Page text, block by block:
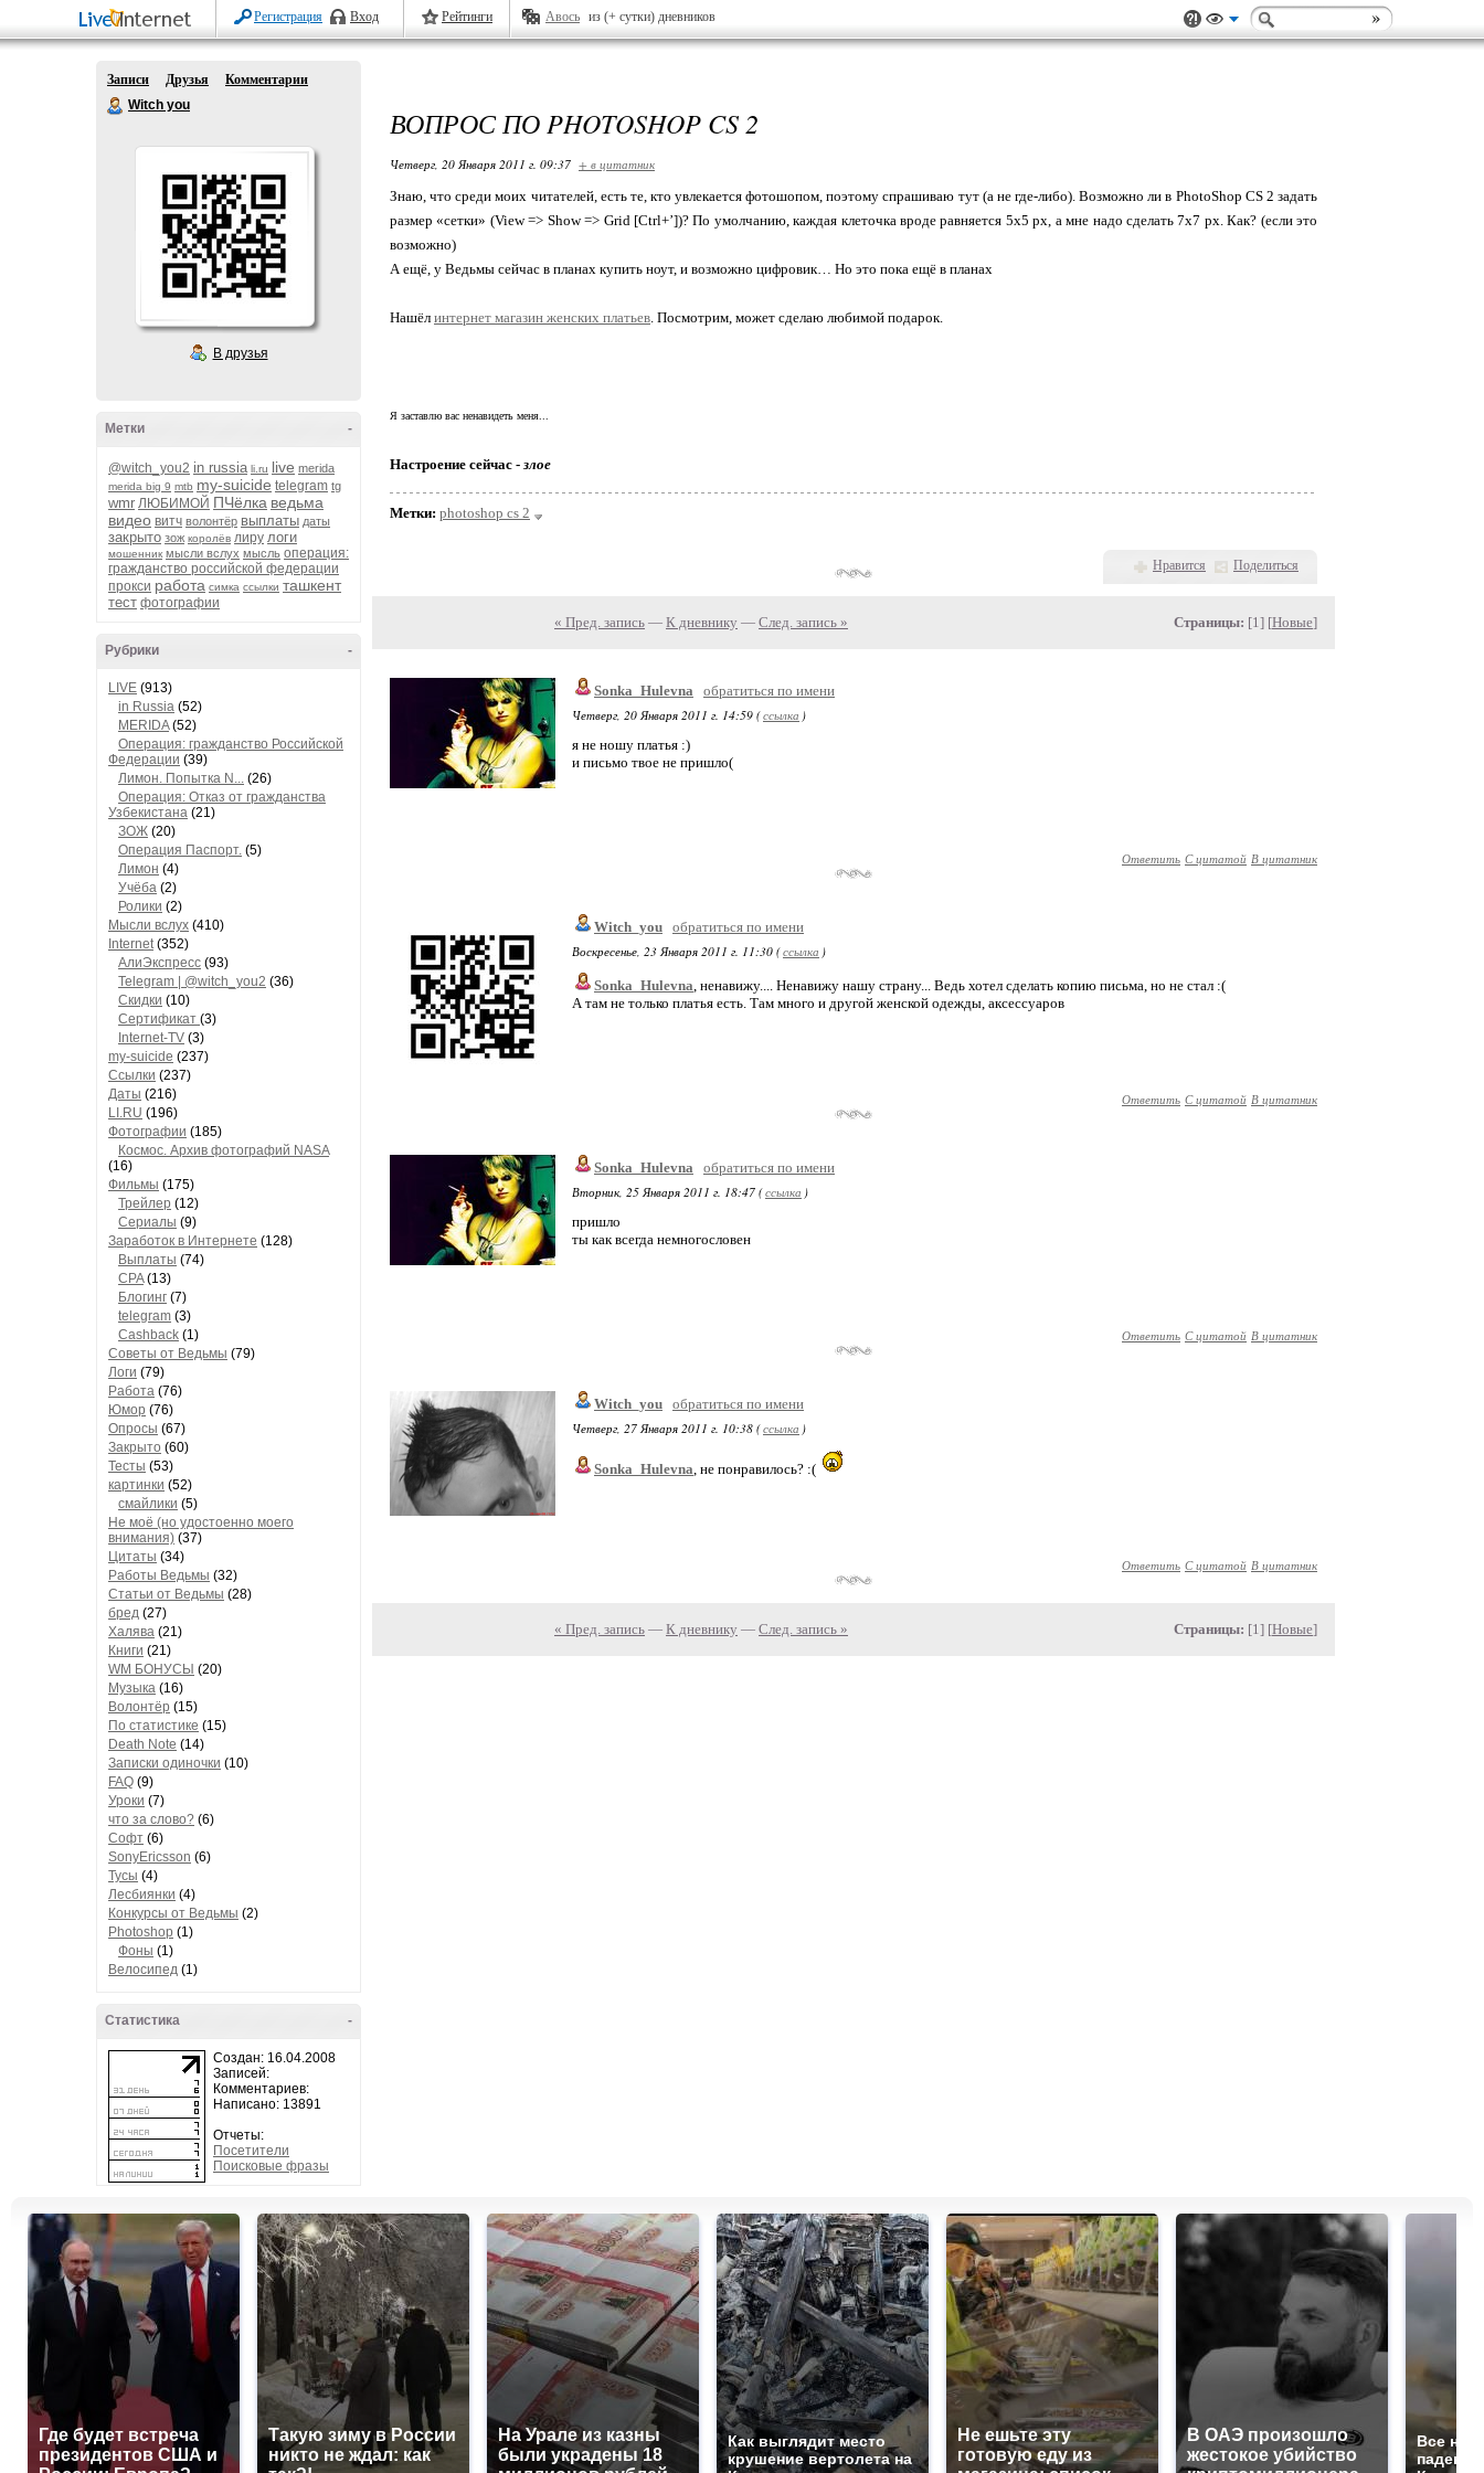
Регистрация Вход Рейтинги Авось из (+ сутки) дневников
Записи Друзья
Комментарии
Witch you
В друзья
-
Метки
@witch_you2 in russia li.ru live merida
merida big 9 mtb my-suicide telegram tg
wmr ЛЮБИМОЙ ПЧёлка ведьма
видео витч волонтёр выплаты даты
закрыто зож королёв лиру логи
мошенник мысли вслух мысль операция:
гражданство российской федерации
прокси работа симка ссылки ташкент
тест фотографии
-
Рубрики
LIVE (913)
in Russia (52)
MERIDA(52)
Операция: гражданство Российской
Федерации (39)
Лимон. Попытка N... (26)
Операция: Отказ от гражданства
Узбекистана (21)
ЗОЖ (20)
Операция Паспорт. (5)
Лимон (4)
Учёба (2)
Ролики (2)
Мысли вслух (410)
Internet(352)
АлиЭкспресс (93)
Telegram | @witch_you2 (36)
Скидки (10)
Сертификат (3)
Internet-TV (3)
my-suicide (237)
Ссылки (237)
Даты (216)
LI.RU (196)
Фотографии (185)
Космос. Архив фотографий NASA
(16)
Фильмы (175)
Трейлер (12)
Сериалы (9)
Заработок в Интернете (128)
Выплаты (74)
CPA(13)
Блогинг (7)
telegram (3)
Cashback (1)
Советы от Ведьмы (79)
Логи (79)
Работа (76)
Юмор (76)
Опросы (67)
Закрыто (60)
Тесты (53)
картинки (52)
смайлики (5)
Не моё (но удостоенно моего
внимания) (37)
Цитаты (34)
Работы Ведьмы (32)
Статьи от Ведьмы (28)
бред (27)
Халява (21)
Книги (21)
WM БОНУСЫ (20)
Музыка (16)
Волонтёр (15)
По статистике (15)
Death Note (14)
Записки одиночки (10)
FAQ (9)
Уроки (7)
что за слово? (6)
Софт (6)
SonyEricsson (6)
Тусы (4)
Лесбиянки (4)
Конкурсы от Ведьмы (2)
Photoshop (1)
Фоны (1)
Велосипед (1)
-
Статистика
Создан: 16.04.2008
Записей:
Комментариев:
Написано: 13891
Отчеты:
Посетители
Поисковые фразы
ВОПРОС ПО PHOTOSHOP CS 2
Четверг, 20 Января 2011 г. 09:37 + в цитатник
Знаю, что среди моих читателей, есть те, кто увлекается фотошопом, поэтому спрашиваю тут (а не где-либо). Возможно ли в PhotoShop CS 2 задать
размер «сетки» (View => Show => Grid [Ctrl+’])? По умолчанию, каждая клеточка вроде равняется 5х5 px, а мне надо сделать 7x7 px. Как? (если это
возможно)
А ещё, у Ведьмы сейчас в планах купить ноут, и возможно цифровик… Но это пока ещё в планах
Нашёл интернет магазин женских платьев. Посмотрим, может сделаю любимой подарок.
Я заставлю вас ненавидеть меня...
Настроение сейчас -злое
Метки: photoshop cs 2
Нравится Поделиться
« Пред. запись — К дневнику — След. запись » Страницы: [1] [Новые]
Sonka_Hulevna
обратиться по имени
Четверг, 20 Января 2011 г. 14:59 (ссылка )
я не ношу платья :)
и письмо твое не пришло(
Ответить С цитатой В цитатник
Witch_you обратиться по имени
Воскресенье, 23 Января 2011 г. 11:30 (ссылка )
Sonka_Hulevna, ненавижу.... Ненавижу нашу страну... Ведь хотел сделать копию письма, но не стал :(
А там не только платья есть. Там много и другой женской одежды, аксессуаров
Ответить С цитатой В цитатник
Sonka_Hulevna
обратиться по имени
Вторник, 25 Января 2011 г. 18:47 (ссылка )
пришло
ты как всегда немногословен
Ответить С цитатой В цитатник
Witch_you обратиться по имени
Четверг, 27 Января 2011 г. 10:38 (ссылка )
Sonka_Hulevna, не понравилось? :(
Ответить С цитатой В цитатник
« Пред. запись — К дневнику — След. запись » Страницы: [1] [Новые]
Где будет встреча
президентов США и
Такую зиму в России
никто не ждал: как
На Урале из казны
были украдены 18
Как выглядит место
крушение вертолета на
Не ешьте эту
готовую еду из
В ОАЭ произошло
жестокое убийство
Все